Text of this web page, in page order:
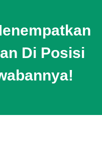
Di Posisi